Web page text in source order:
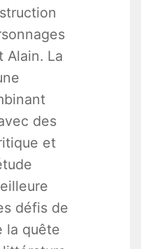
Alain. La
des
et
défis de
la quête